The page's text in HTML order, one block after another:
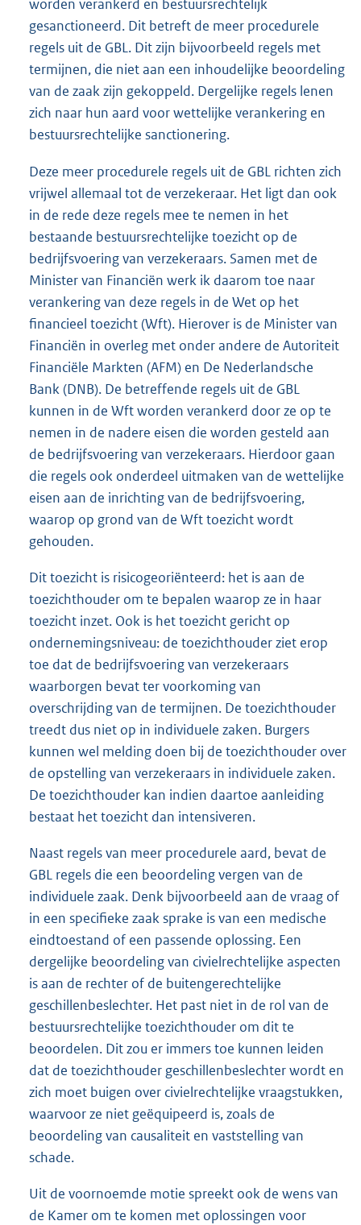
worden verankerd en bestuursrechtelijk
gesanctioneerd. Dit betreft de meer procedurele
regels uit de GBL. Dit zijn bijvoorbeeld regels met
termijnen, die niet aan een inhoudelijke beoordeling
van de zaak zijn gekoppeld. Dergelijke regels lenen
zich naar hun aard voor wettelijke verankering en
bestuursrechtelijke sanctionering.
Deze meer procedurele regels uit de GBL richten zich
vrijwel allemaal tot de verzekeraar. Het ligt dan ook
in de rede deze regels mee te nemen in het
bestaande bestuursrechtelijke toezicht op de
bedrijfsvoering van verzekeraars. Samen met de
Minister van Financiën werk ik daarom toe naar
verankering van deze regels in de Wet op het
financieel toezicht (Wft). Hierover is de Minister van
Financiën in overleg met onder andere de Autoriteit
Financiële Markten (AFM) en De Nederlandsche
Bank (DNB). De betreffende regels uit de GBL
kunnen in de Wft worden verankerd door ze op te
nemen in de nadere eisen die worden gesteld aan
de bedrijfsvoering van verzekeraars. Hierdoor gaan
die regels ook onderdeel uitmaken van de wettelijke
eisen aan de inrichting van de bedrijfsvoering,
waarop op grond van de Wft toezicht wordt
gehouden.
Dit toezicht is risicogeoriënteerd: het is aan de
toezichthouder om te bepalen waarop ze in haar
toezicht inzet. Ook is het toezicht gericht op
ondernemingsniveau: de toezichthouder ziet erop
toe dat de bedrijfsvoering van verzekeraars
waarborgen bevat ter voorkoming van
overschrijding van de termijnen. De toezichthouder
treedt dus niet op in individuele zaken. Burgers
kunnen wel melding doen bij de toezichthouder over
de opstelling van verzekeraars in individuele zaken.
De toezichthouder kan indien daartoe aanleiding
bestaat het toezicht dan intensiveren.
Naast regels van meer procedurele aard, bevat de
GBL regels die een beoordeling vergen van de
individuele zaak. Denk bijvoorbeeld aan de vraag of
in een specifieke zaak sprake is van een medische
eindtoestand of een passende oplossing. Een
dergelijke beoordeling van civielrechtelijke aspecten
is aan de rechter of de buitengerechtelijke
geschillenbeslechter. Het past niet in de rol van de
bestuursrechtelijke toezichthouder om dit te
beoordelen. Dit zou er immers toe kunnen leiden
dat de toezichthouder geschillenbeslechter wordt en
zich moet buigen over civielrechtelijke vraagstukken,
waarvoor ze niet geëquipeerd is, zoals de
beoordeling van causaliteit en vaststelling van
schade.
Uit de voornoemde motie spreekt ook de wens van
de Kamer om te komen met oplossingen voor